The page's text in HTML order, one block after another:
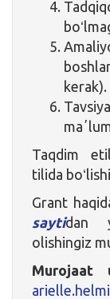
kerak).
Taqdim
tilida
Grant
saytidan
olishingiz
Murojaat